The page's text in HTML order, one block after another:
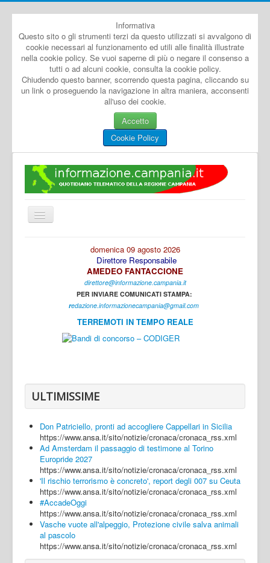
Informativa
Questo sito o gli strumenti terzi da questo utilizzati si avvalgono di
cookie necessari al funzionamento ed utili alle finalità illustrate
nella cookie policy. Se vuoi saperne di più o negare il consenso a
tutti o ad alcuni cookie, consulta la cookie policy.
Chiudendo questo banner, scorrendo questa pagina, cliccando su
un link o proseguendo la navigazione in altra maniera, acconsenti
all'uso dei cookie.
Accetto
Cookie Policy
Cambia
navigazione
Caserta
Napoli
Salerno
Login
domenica 09 agosto 2026
Direttore Responsabile
AMEDEO FANTACCIONE
direttore@informazione.campania.it
PER INVIARE COMUNICATI STAMPA:
redazione.informazionecampania@gmail.com
TERREMOTI IN TEMPO REALE
ULTIMISSIME
Don Patriciello, pronti ad accogliere Cappellari in Sicilia
https://www.ansa.it/sito/notizie/cronaca/cronaca_rss.xml
Ad Amsterdam il passaggio di testimone al Torino
Europride 2027
https://www.ansa.it/sito/notizie/cronaca/cronaca_rss.xml
'Il rischio terrorismo è concreto', report degli 007 su Ceuta
https://www.ansa.it/sito/notizie/cronaca/cronaca_rss.xml
#AccadeOggi
https://www.ansa.it/sito/notizie/cronaca/cronaca_rss.xml
Vasche vuote all'alpeggio, Protezione civile salva animali
al pascolo
https://www.ansa.it/sito/notizie/cronaca/cronaca_rss.xml